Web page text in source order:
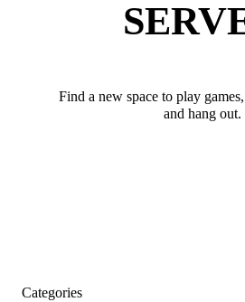
Find a new space to play
and hang out.
Categories